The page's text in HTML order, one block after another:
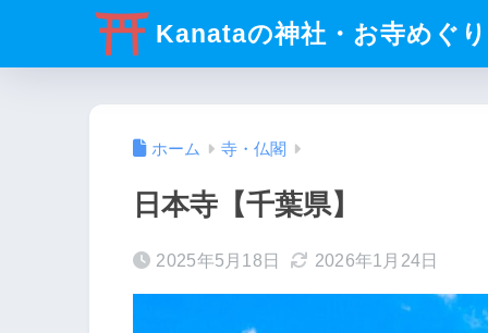
Kanataの神社・お寺めぐ
ホーム 寺・仏閣
日本寺【千葉県】
2025年5月18日 2026年1月24日